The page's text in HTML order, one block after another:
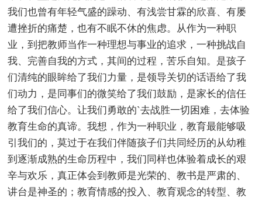
我们也曾有年轻气盛的躁动、有浅尝甘霖的欣喜、有屡
遭挫折的痛楚，也有不眠不休的焦虑。从作为一种职
业，到把教师当作一种理想与事业的追求，一种挑战自
我、完善自我的方式，其间的过程，苦乐自知。是孩子
们清纯的眼眸给了我们力量，是领导关切的话语给了我
们动力，是同事们的微笑给了我们鼓励，是家长的信任
给了我们信心。让我们勇敢的`去战胜一切困难，去体验
教育生命的真谛。我想，作为一种职业，教育最能够吸
引我们的，莫过于在我们伴随孩子们共同经历的从幼稚
到逐渐成熟的生命历程中，我们同样也体验着成长的艰
辛与欢乐，真正体会到教师是光荣的、教书是严肃的、
讲台是神圣的；教育情感的投入、教育观念的转型、教